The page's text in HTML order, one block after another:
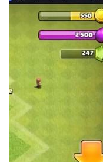
WITH WORLD
• Strategy games
based on actual
• Collect rare
advance so they
• Upgrade your
age.
• Work alongside
Cleopatra, King